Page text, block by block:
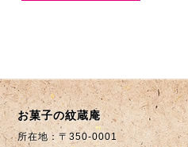
お菓子の紋蔵庵
所在地：〒350-0001